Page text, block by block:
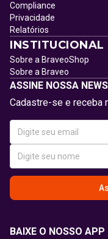
Compliance
Privacidade
Relatórios
INSTITUCIONAL
Sobre a BraveoShop
Sobre a Braveo
ASSINE NOSSA
Cadastre-se e receba
BAIXE O NOSSO APP